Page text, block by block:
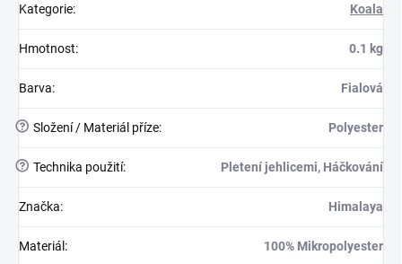
Kategorie: Koala
Hmotnost: 0.1 kg
Barva: Fialová
? Složení / Materiál příze: Polyester
? Technika použití: Pletení jehlicemi, Háčkování
Značka: Himalaya
Materiál : 100% Mikropolyester